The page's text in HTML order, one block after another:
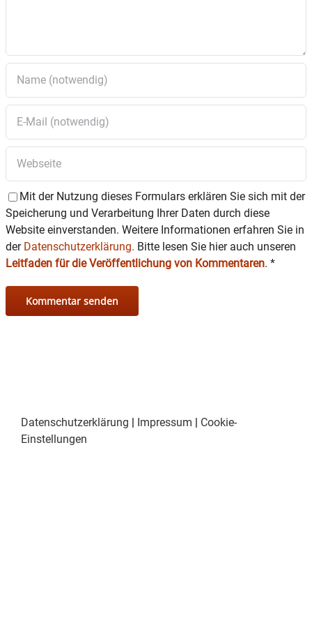
ab 20 Uhr Markttreffen
MITTWOCH 17. Mai
8 – 12 Uhr Beratung des Pflegestützpunkts
Rosenheim – Sylvia Schachner (Landratsamt
Rosenheim) – 13-16 Uhr nur nach vorheriger
Terminvereinbarung unter 08031-392-2295 oder
sylvia.schachner@lra-rosenheim.de
15.15 – 17 Uhr Migrationsberatung– Müjgan Celebi
(AWO) –Anmeldung unter 08031-4015402
DONNERSTAG 18. Mai
Feiertag
Mit der Nutzung dieses Formulars erklären Sie sich mit der
Speicherung und Verarbeitung Ihrer Daten durch diese
Website einverstanden. Weitere Informationen erfahren Sie in
der Datenschutzerklärung. Bitte lesen Sie hier auch unseren
Leitfaden für die Veröffentlichung von Kommentaren. *
Datenschutzerklärung | Impressum | Cookie-
Einstellungen